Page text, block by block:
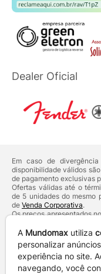
Dealer Oficial
Em caso de
disponibilidade válidos
de pagamento exclusivas
Ofertas válidas até o
de 5 unidades do mesmo
de Venda Corporativa.
Os preços apresentados
Defesa do Consumidor:Lei
Vendas sujeitas à
Razão Social: Hayamax
CNPJ: 01.725.627/
A Mundomax utiliza
personalizar
experiência no site.
navegando, você